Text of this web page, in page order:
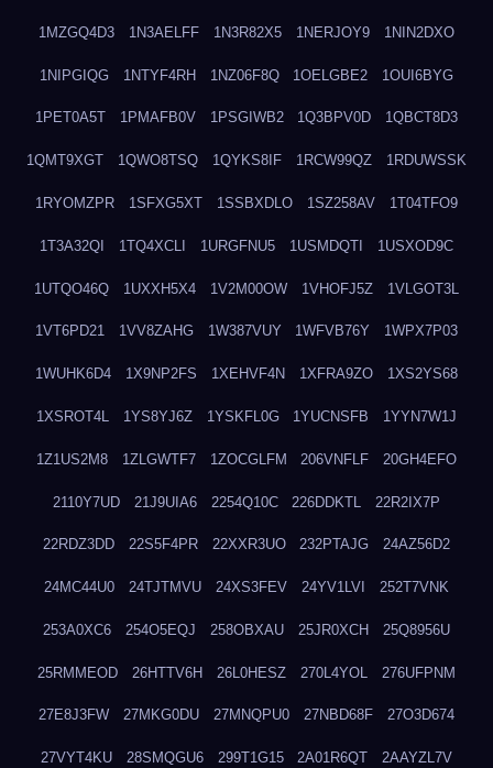
1MZGQ4D3 1N3AELFF 1N3R82X5 1NERJOY9 1NIN2DXO
1NIPGIQG 1NTYF4RH 1NZ06F8Q 1OELGBE2 1OUI6BYG
1PET0A5T 1PMAFB0V 1PSGIWB2 1Q3BPV0D 1QBCT8D3
1QMT9XGT 1QWO8TSQ 1QYKS8IF 1RCW99QZ 1RDUWSSK
1RYOMZPR 1SFXG5XT 1SSBXDLO 1SZ258AV 1T04TFO9
1T3A32QI 1TQ4XCLI 1URGFNU5 1USMDQTI 1USXOD9C
1UTQO46Q 1UXXH5X4 1V2M00OW 1VHOFJ5Z 1VLGOT3L
1VT6PD21 1VV8ZAHG 1W387VUY 1WFVB76Y 1WPX7P03
1WUHK6D4 1X9NP2FS 1XEHVF4N 1XFRA9ZO 1XS2YS68
1XSROT4L 1YS8YJ6Z 1YSKFL0G 1YUCNSFB 1YYN7W1J
1Z1US2M8 1ZLGWTF7 1ZOCGLFM 206VNFLF 20GH4EFO
2110Y7UD 21J9UIA6 2254Q10C 226DDKTL 22R2IX7P
22RDZ3DD 22S5F4PR 22XXR3UO 232PTAJG 24AZ56D2
24MC44U0 24TJTMVU 24XS3FEV 24YV1LVI 252T7VNK
253A0XC6 254O5EQJ 258OBXAU 25JR0XCH 25Q8956U
25RMMEOD 26HTTV6H 26L0HESZ 270L4YOL 276UFPNM
27E8J3FW 27MKG0DU 27MNQPU0 27NBD68F 27O3D674
27VYT4KU 28SMQGU6 299T1G15 2A01R6QT 2AAYZL7V